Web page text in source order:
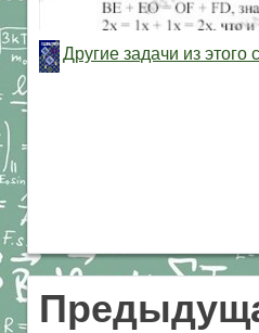
Другие задачи из этого